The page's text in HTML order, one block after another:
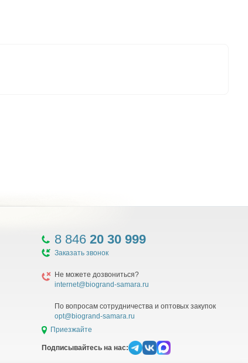
8 846 20 30 999
Заказать звонок
Не можете дозвониться?
internet@biogrand-samara.ru
По вопросам сотрудничества и оптовых закупок
opt@biogrand-samara.ru
Приезжайте
Подписывайтесь на нас: